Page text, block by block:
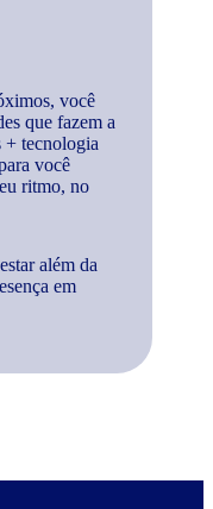
você
que fazem a
+ tecnologia
você
ritmo, no
além da
em